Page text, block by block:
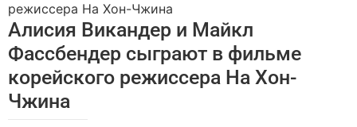
режиссера На Хон-Чжина
Алисия Викандер и Майкл
Фассбендер сыграют в фильме
корейского режиссера На Хон-
Чжина